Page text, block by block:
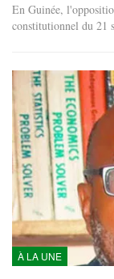
En Guinée,
constitutionnel du 21
À LA UNE